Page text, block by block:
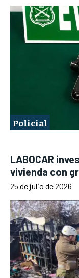
Policial
LABOCAR
vivienda con
25 de julio de 2026